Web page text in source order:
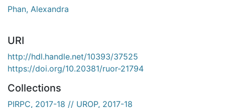
Phan, Alexandra
URI
http://hdl.handle.net/10393/37525
https://doi.org/10.20381/ruor-21794
Collections
PIRPC, 2017-18 // UROP, 2017-18